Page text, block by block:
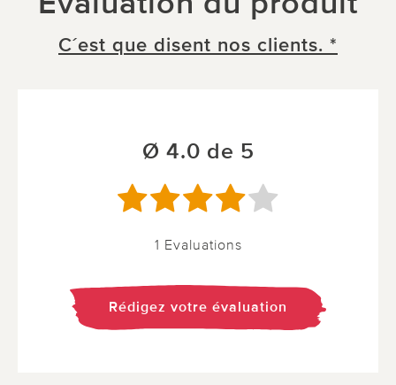
C´est que disent nos clients. *
Ø 4.0 de 5
1 Evaluations
Rédigez votre évaluation